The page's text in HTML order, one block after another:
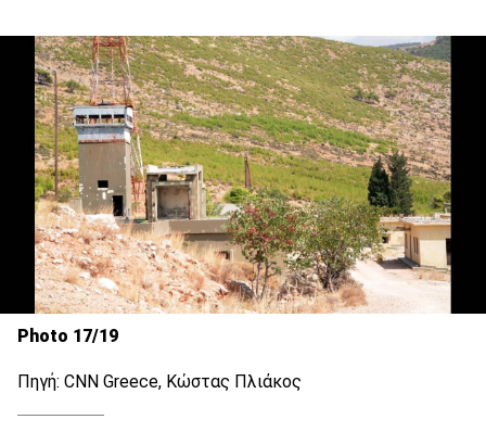
Photo 17/19
Πηγή: CNN Greece, Κώστας Πλιάκος